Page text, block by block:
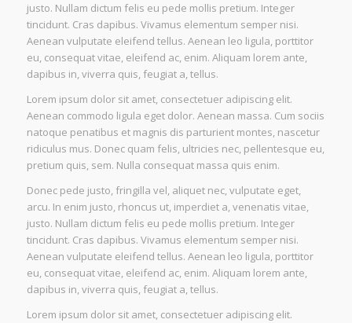
justo. Nullam dictum felis eu pede mollis pretium. Integer
tincidunt. Cras dapibus. Vivamus elementum semper nisi.
Aenean vulputate eleifend tellus. Aenean leo ligula, porttitor
eu, consequat vitae, eleifend ac, enim. Aliquam lorem ante,
dapibus in, viverra quis, feugiat a, tellus.
Lorem ipsum dolor sit amet, consectetuer adipiscing elit.
Aenean commodo ligula eget dolor. Aenean massa. Cum sociis
natoque penatibus et magnis dis parturient montes, nascetur
ridiculus mus. Donec quam felis, ultricies nec, pellentesque eu,
pretium quis, sem. Nulla consequat massa quis enim.
Donec pede justo, fringilla vel, aliquet nec, vulputate eget,
arcu. In enim justo, rhoncus ut, imperdiet a, venenatis vitae,
justo. Nullam dictum felis eu pede mollis pretium. Integer
tincidunt. Cras dapibus. Vivamus elementum semper nisi.
Aenean vulputate eleifend tellus. Aenean leo ligula, porttitor
eu, consequat vitae, eleifend ac, enim. Aliquam lorem ante,
dapibus in, viverra quis, feugiat a, tellus.
Lorem ipsum dolor sit amet, consectetuer adipiscing elit.